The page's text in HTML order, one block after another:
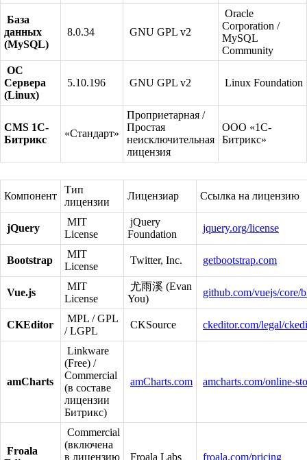
База
данных
(MySQL)
8.0.34 GNU GPL v2
Oracle
Corporation /
MySQL
Community
ОС
Сервера
(Linux)
5.10.196 GNU GPL v2 Linux Foundation
CMS 1С-
Битрикс
«Стандарт»
Проприетарная /
Простая
неисключительная
лицензия
ООО «1С-
Битрикс»
Компонент
Тип
лицензии
Лицензиар Ссылка на лицензию
jQuery
MIT
License
jQuery
Foundation
jquery.org/license
Bootstrap
MIT
License
Twitter, Inc. getbootstrap.com
Vue.js
MIT
License
尤雨溪 (Evan
You)
github.com/vuejs/
CKEditor
MPL / GPL
/ LGPL
CKSource ckeditor.com/legal/
amCharts
Linkware
(Free) /
Commercial
(в составе
лицензии
Битрикс)
amCharts.com amcharts.com/online-
Froala
Commercial
(включена
в лицензию
Froala Labs froala.com/pricing